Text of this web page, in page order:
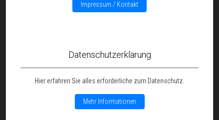
Impressum / Kontakt
Datenschutzerklärung
Hier erfahren Sie alles erforderliche zum Datenschutz.
Mehr Informationen